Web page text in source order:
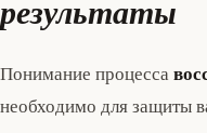
результаты
Понимание процесса
необходимо для защиты